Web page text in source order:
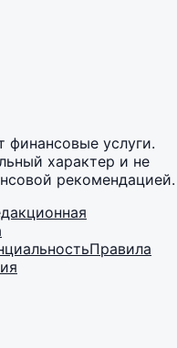
финансовые услуги.
характер и не
рекомендацией.
Правила